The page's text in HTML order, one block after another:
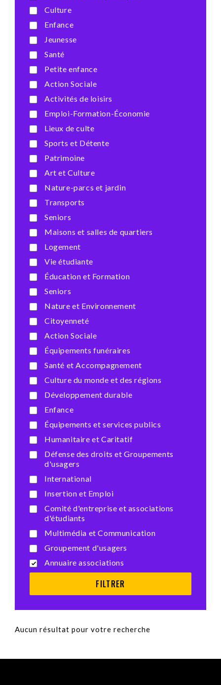
Culture
Enfance
Jeunesse
Santé
Petite enfance
Action Sociale
Activités de loisirs
Emploi-Formation-Économie
Lieux de culte
Sports et Détente
Patrimoine
Art et Culture
Nature-parcs et jardin
Transports
Seniors
Maisons et salles de quartiers
Logement
Vie étudiante
Éducation et Formation
Seniors
Nature et Environnement
Citoyenneté
Action Sociale
Équipements funéraires
Santé et Accompagnement
Culture du monde et des régions
Développement durable
Enfance
Équipements et services publics
Humanitaire et Caritatif
Défense des droits et Groupements
d'usagers
International
Insertion et Emploi
Comité d'entreprise et associations
d'étudiants
Multimédia et Communication
Groupement d'usagers
Annuaire associations
Aucun résultat pour votre recherche